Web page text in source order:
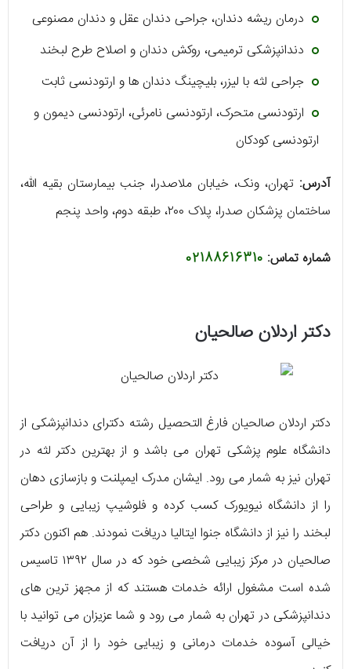
درمان ریشه دندان، جراحی دندان عقل و دندان مصنوعی
دندانپزشکی ترمیمی، روکش دندان و اصلاح طرح لبخند
جراحی لثه با لیزر، بلیچینگ دندان‌ ها و ارتودنسی ثابت
ارتودنسی متحرک، ارتودنسی نامرئی، ارتودنسی دیمون و
ارتودنسی کودکان
آدرس: تهران، ونک، خیابان ملاصدرا، جنب بیمارستان بقیه الله،
ساختمان پزشکان صدرا، پلاک ۲۰۰، طبقه دوم، واحد پنجم
شماره تماس: 02188616310
دکتر اردلان صالحیان
دکتر اردلان صالحیان فارغ التحصیل رشته دکترای دندانپزشکی از
دانشگاه علوم پزشکی تهران می‌ باشد و از بهترین دکتر لثه در
تهران نیز به شمار می‌ رود. ایشان مدرک ایمپلنت و بازسازی دهان
را از دانشگاه نیویورک کسب کرده و فلوشیپ زیبایی و طراحی
لبخند را نیز از دانشگاه جنوا ایتالیا دریافت نمودند. هم اکنون دکتر
صالحیان در مرکز زیبایی شخصی خود که در سال ۱۳۹۲ تاسیس
شده است مشغول ارائه خدمات هستند که از مجهز ترین‌ های
دندانپزشکی در تهران به شمار می‌ رود و شما عزیزان می‌ توانید با
خیالی آسوده خدمات درمانی و زیبایی خود را از آن دریافت